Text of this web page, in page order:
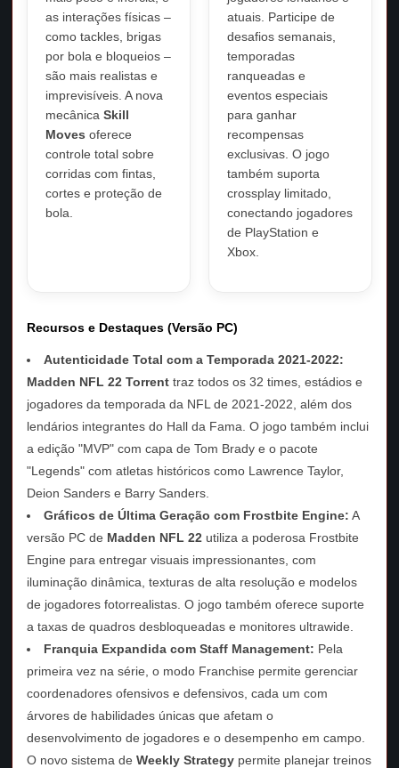
as interações físicas –
como tackles, brigas
por bola e bloqueios –
são mais realistas e
imprevisíveis. A nova
mecânicaSkill
Moves oferece
controle total sobre
corridas com fintas,
cortes e proteção de
bola.
atuais. Participe de
desafios semanais,
temporadas
ranqueadas e
eventos especiais
para ganhar
recompensas
exclusivas. O jogo
também suporta
crossplay limitado,
conectando jogadores
de PlayStation e
Xbox.
Recursos e Destaques (Versão PC)
Autenticidade Total com a Temporada 2021-2022:
Madden NFL 22 Torrent traz todos os 32 times, estádios e
jogadores da temporada da NFL de 2021-2022, além dos
lendários integrantes do Hall da Fama. O jogo também inclui
a edição "MVP" com capa de Tom Brady e o pacote
"Legends" com atletas históricos como Lawrence Taylor,
Deion Sanders e Barry Sanders.
Gráficos de Última Geração com Frostbite Engine: A
versão PC de Madden NFL 22 utiliza a poderosa Frostbite
Engine para entregar visuais impressionantes, com
iluminação dinâmica, texturas de alta resolução e modelos
de jogadores fotorrealistas. O jogo também oferece suporte
a taxas de quadros desbloqueadas e monitores ultrawide.
Franquia Expandida com Staff Management: Pela
primeira vez na série, o modo Franchise permite gerenciar
coordenadores ofensivos e defensivos, cada um com
árvores de habilidades únicas que afetam o
desenvolvimento de jogadores e o desempenho em campo.
O novo sistema deWeekly Strategy permite planejar treinos